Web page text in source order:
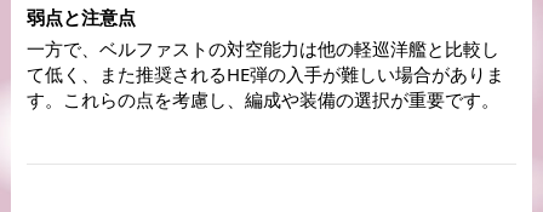
弱点と注意点
一方で、ベルファストの対空能力は他の軽巡洋艦と比較し
て低く、また推奨されるHE弾の入手が難しい場合がありま
す。これらの点を考慮し、編成や装備の選択が重要です。